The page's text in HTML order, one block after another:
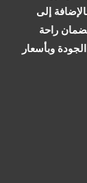
إلى
راحة
وبأسعار